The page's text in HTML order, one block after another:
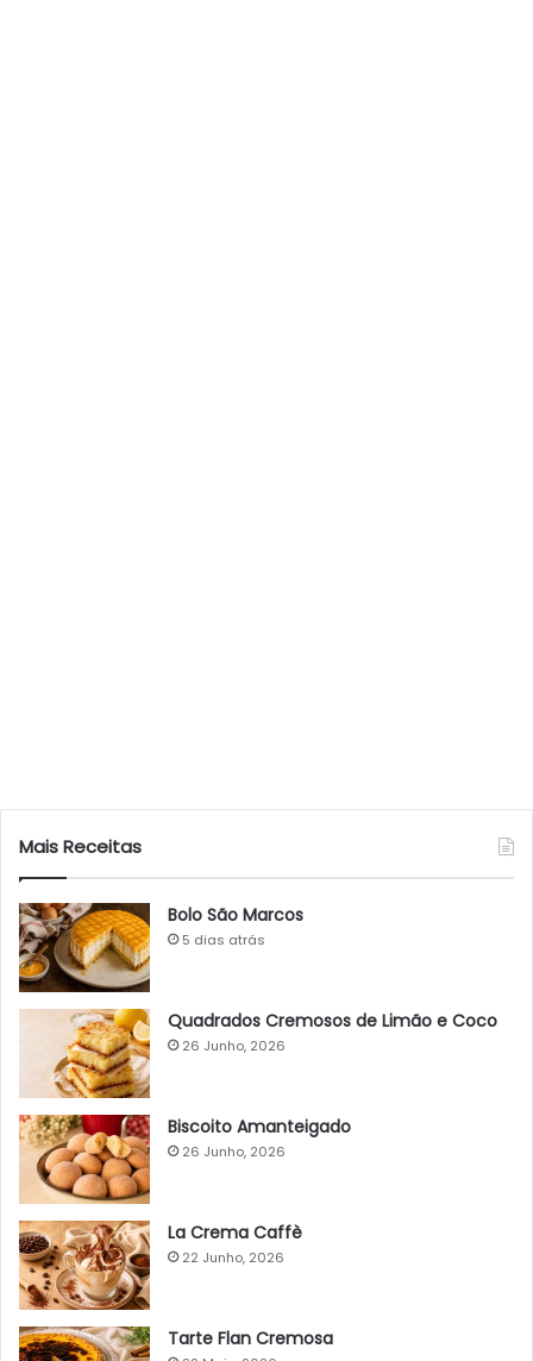
Mais Receitas
Bolo São Marcos
5 dias atrás
Quadrados Cremosos de Limão e Coco
26 Junho, 2026
Biscoito Amanteigado
26 Junho, 2026
La Crema Caffè
22 Junho, 2026
Tarte Flan Cremosa